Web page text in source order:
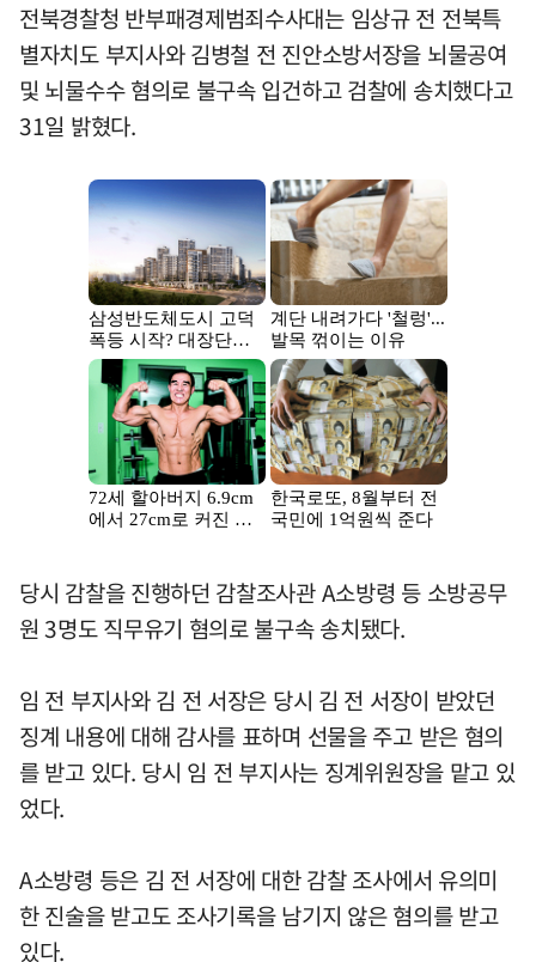
전북경찰청 반부패경제범죄수사대는 임상규 전 전북특
별자치도 부지사와 김병철 전 진안소방서장을 뇌물공여
및 뇌물수수 혐의로 불구속 입건하고 검찰에 송치했다고
31일 밝혔다.
당시 감찰을 진행하던 감찰조사관 A소방령 등 소방공무
원 3명도 직무유기 혐의로 불구속 송치됐다.
임 전 부지사와 김 전 서장은 당시 김 전 서장이 받았던
징계 내용에 대해 감사를 표하며 선물을 주고 받은 혐의
를 받고 있다. 당시 임 전 부지사는 징계위원장을 맡고 있
었다.
A소방령 등은 김 전 서장에 대한 감찰 조사에서 유의미
한 진술을 받고도 조사기록을 남기지 않은 혐의를 받고
있다.